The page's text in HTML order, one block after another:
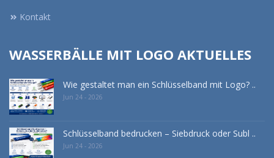
Kontakt
WASSERBÄLLE MIT LOGO AKTUELLES
Wie gestaltet man ein Schlüsselband mit Logo? ..
Jun 24 - 2026
Schlüsselband bedrucken – Siebdruck oder Subl ..
Jun 24 - 2026